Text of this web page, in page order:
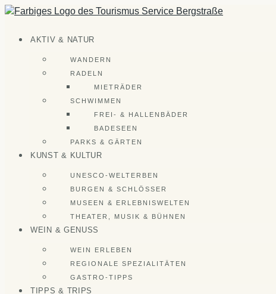
Zum
springenAKTIV & NATUR
WANDERN
RADELN
MIETRÄDER
SCHWIMMEN
FREI- & HALLENBÄDER
BADESEEN
PARKS & GÄRTEN
KUNST & KULTUR
UNESCO-WELTERBEN
BURGEN & SCHLÖSSER
MUSEEN & ERLEBNISWELTEN
THEATER, MUSIK & BÜHNEN
WEIN & GENUSS
WEIN ERLEBEN
REGIONALE SPEZIALITÄTEN
GASTRO-TIPPS
TIPPS & TRIPS